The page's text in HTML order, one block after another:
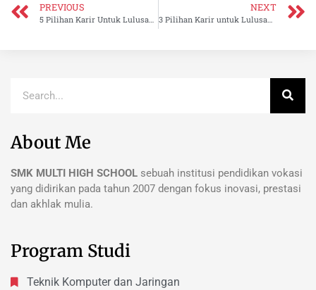
PREVIOUS NEXT
3 Pilihan Karir untuk Lulusan SMK Rekayasa Perangkat Lunak
About Me
SMK MULTI HIGH SCHOOL sebuah institusi pendidikan vokasi
yang didirikan pada tahun 2007 dengan fokus inovasi, prestasi
dan akhlak mulia.
Program Studi
Teknik Komputer dan Jaringan